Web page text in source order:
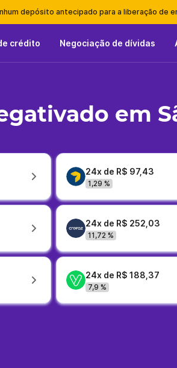
depósito antecipado para a liberação de
crédito Negociação de dívidas
em
24x de R$ 97,43
1,29 %
24x de R$ 252,03
11,72 %
24x de R$ 188,37
7,9 %